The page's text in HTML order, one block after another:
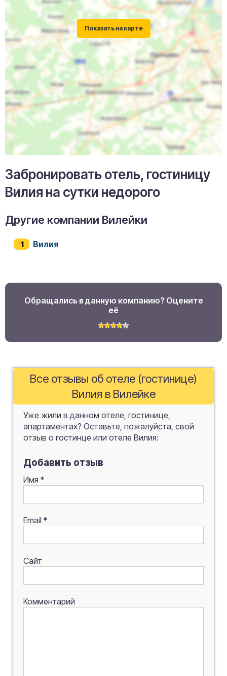
Забронировать отель, гостиницу
Вилия на сутки недорого
Другие компании Вилейки
Вилия
Обращались в данную компанию? Оцените
её
Все отзывы об отеле (гостинице)
Вилия в Вилейке
Уже жили в данном отеле, гостинице,
апартаментах? Оставьте, пожалуйста, свой
отзыв о гостинце или отеле Вилия:
Добавить отзыв
Имя *
Email *
Сайт
Комментарий